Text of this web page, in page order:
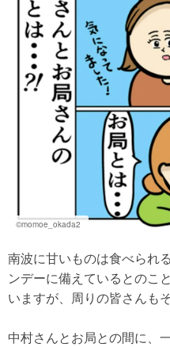
©momoe_okada2
南波に甘いものは食べられ
ンデーに備えているとのこ
いますが、周りの皆さんも
中村さんとお局との間に、